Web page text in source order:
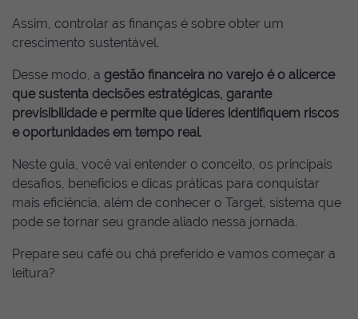
Assim, controlar as finanças é sobre obter um
crescimento sustentável.
Desse modo, a gestão financeira no varejo é o alicerce
que sustenta decisões estratégicas, garante
previsibilidade e permite que líderes identifiquem riscos
e oportunidades em tempo real.
Neste guia, você vai entender o conceito, os principais
desafios, benefícios e dicas práticas para conquistar
mais eficiência, além de conhecer o Target, sistema que
pode se tornar seu grande aliado nessa jornada.
Prepare seu café ou chá preferido e vamos começar a
leitura?